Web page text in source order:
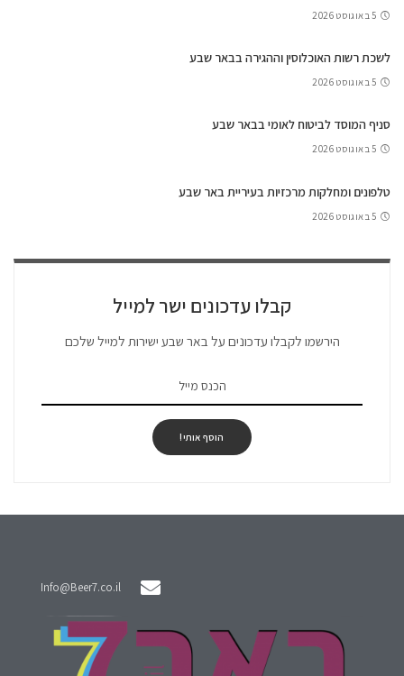
5 באוגוסט 2026
לשכת רשות האוכלוסין וההגירה בבאר שבע
5 באוגוסט 2026
סניף המוסד לביטוח לאומי בבאר שבע
5 באוגוסט 2026
טלפונים ומחלקות מרכזיות בעיריית באר שבע
5 באוגוסט 2026
קבלו עדכונים ישר למייל
הירשמו לקבלו עדכונים על באר שבע ישירות למייל שלכם
הוסף אותי!
Info@Beer7.co.il